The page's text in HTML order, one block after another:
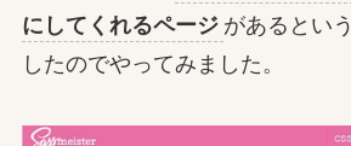
にしてくれるページ があるとい
したのでやってみました。